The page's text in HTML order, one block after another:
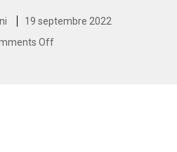
19 septembre 2022
Off